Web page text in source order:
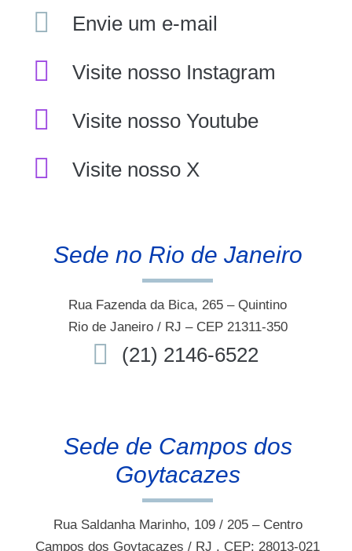
Envie um e-mail
Visite nosso Instagram
Visite nosso Youtube
Visite nosso X
Sede no Rio de Janeiro
Rua Fazenda da Bica, 265 – Quintino
Rio de Janeiro / RJ – CEP 21311-350
(21) 2146-6522
Sede de Campos dos
Goytacazes
Rua Saldanha Marinho, 109 / 205 – Centro
Campos dos Goytacazes / RJ . CEP: 28013-021